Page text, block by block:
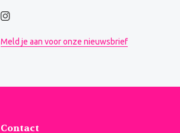
Meld je aan voor onze nieuwsbrief
Contact